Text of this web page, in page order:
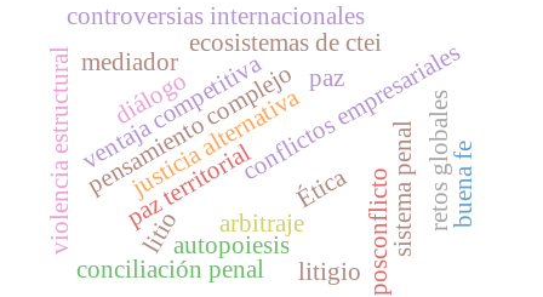
arbitraje
conflictos empresariales
ventaja competitiva
ecosistemas de ctei
violencia estructural paz territorial posconflicto
Ética
pensamiento complejo
diálogo
justicia alternativa sistema penal
litio
controversias internacionales
retos globales
autopoiesis
conciliación penal
buena fe
paz
mediador
litigio